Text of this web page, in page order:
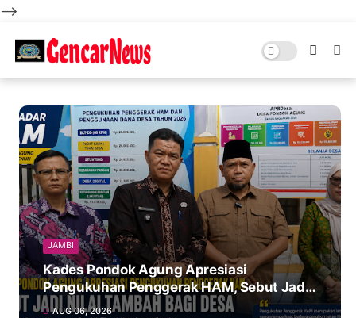
-->
JAMBI
Kades Pondok Agung Apresiasi
Pengukuhan Penggerak HAM, Sebut Jadi
Nilai Tambah bagi Desa
AUG 06, 2026